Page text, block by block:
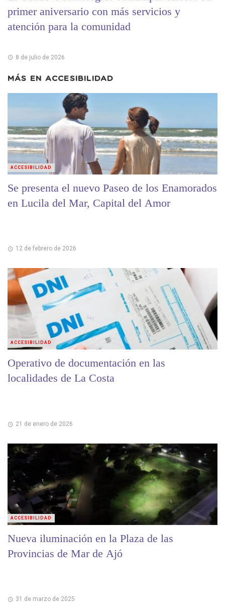
primer aniversario con más servicios y
atención para la comunidad
8 de julio de 2026
MÁS EN ACCESIBILIDAD
Se presenta el nuevo Paseo de los Enamorados
en Lucila del Mar, Capital del Amor
12 de febrero de 2026
ACCESIBILIDAD
Operativo de documentación en las
localidades de La Costa
21 de enero de 2026
ACCESIBILIDAD
Nueva iluminación en la Plaza de las
Provincias de Mar de Ajó
31 de marzo de 2025
ACCESIBILIDAD